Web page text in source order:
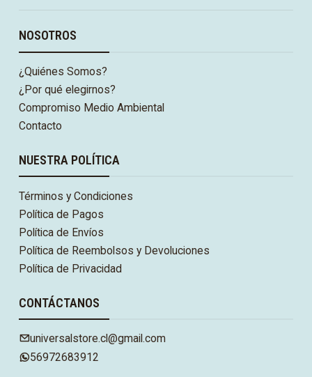
NOSOTROS
¿Quiénes Somos?
¿Por qué elegirnos?
Compromiso Medio Ambiental
Contacto
NUESTRA POLÍTICA
Términos y Condiciones
Política de Pagos
Política de Envíos
Política de Reembolsos y Devoluciones
Política de Privacidad
CONTÁCTANOS
universalstore.cl@gmail.com
56972683912